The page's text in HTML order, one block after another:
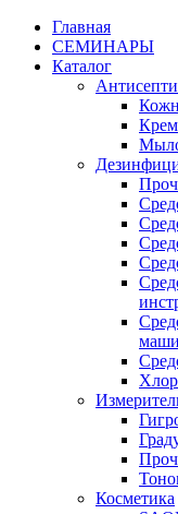
Главная
СЕМИНАРЫ
Каталог
Крем
Косметика